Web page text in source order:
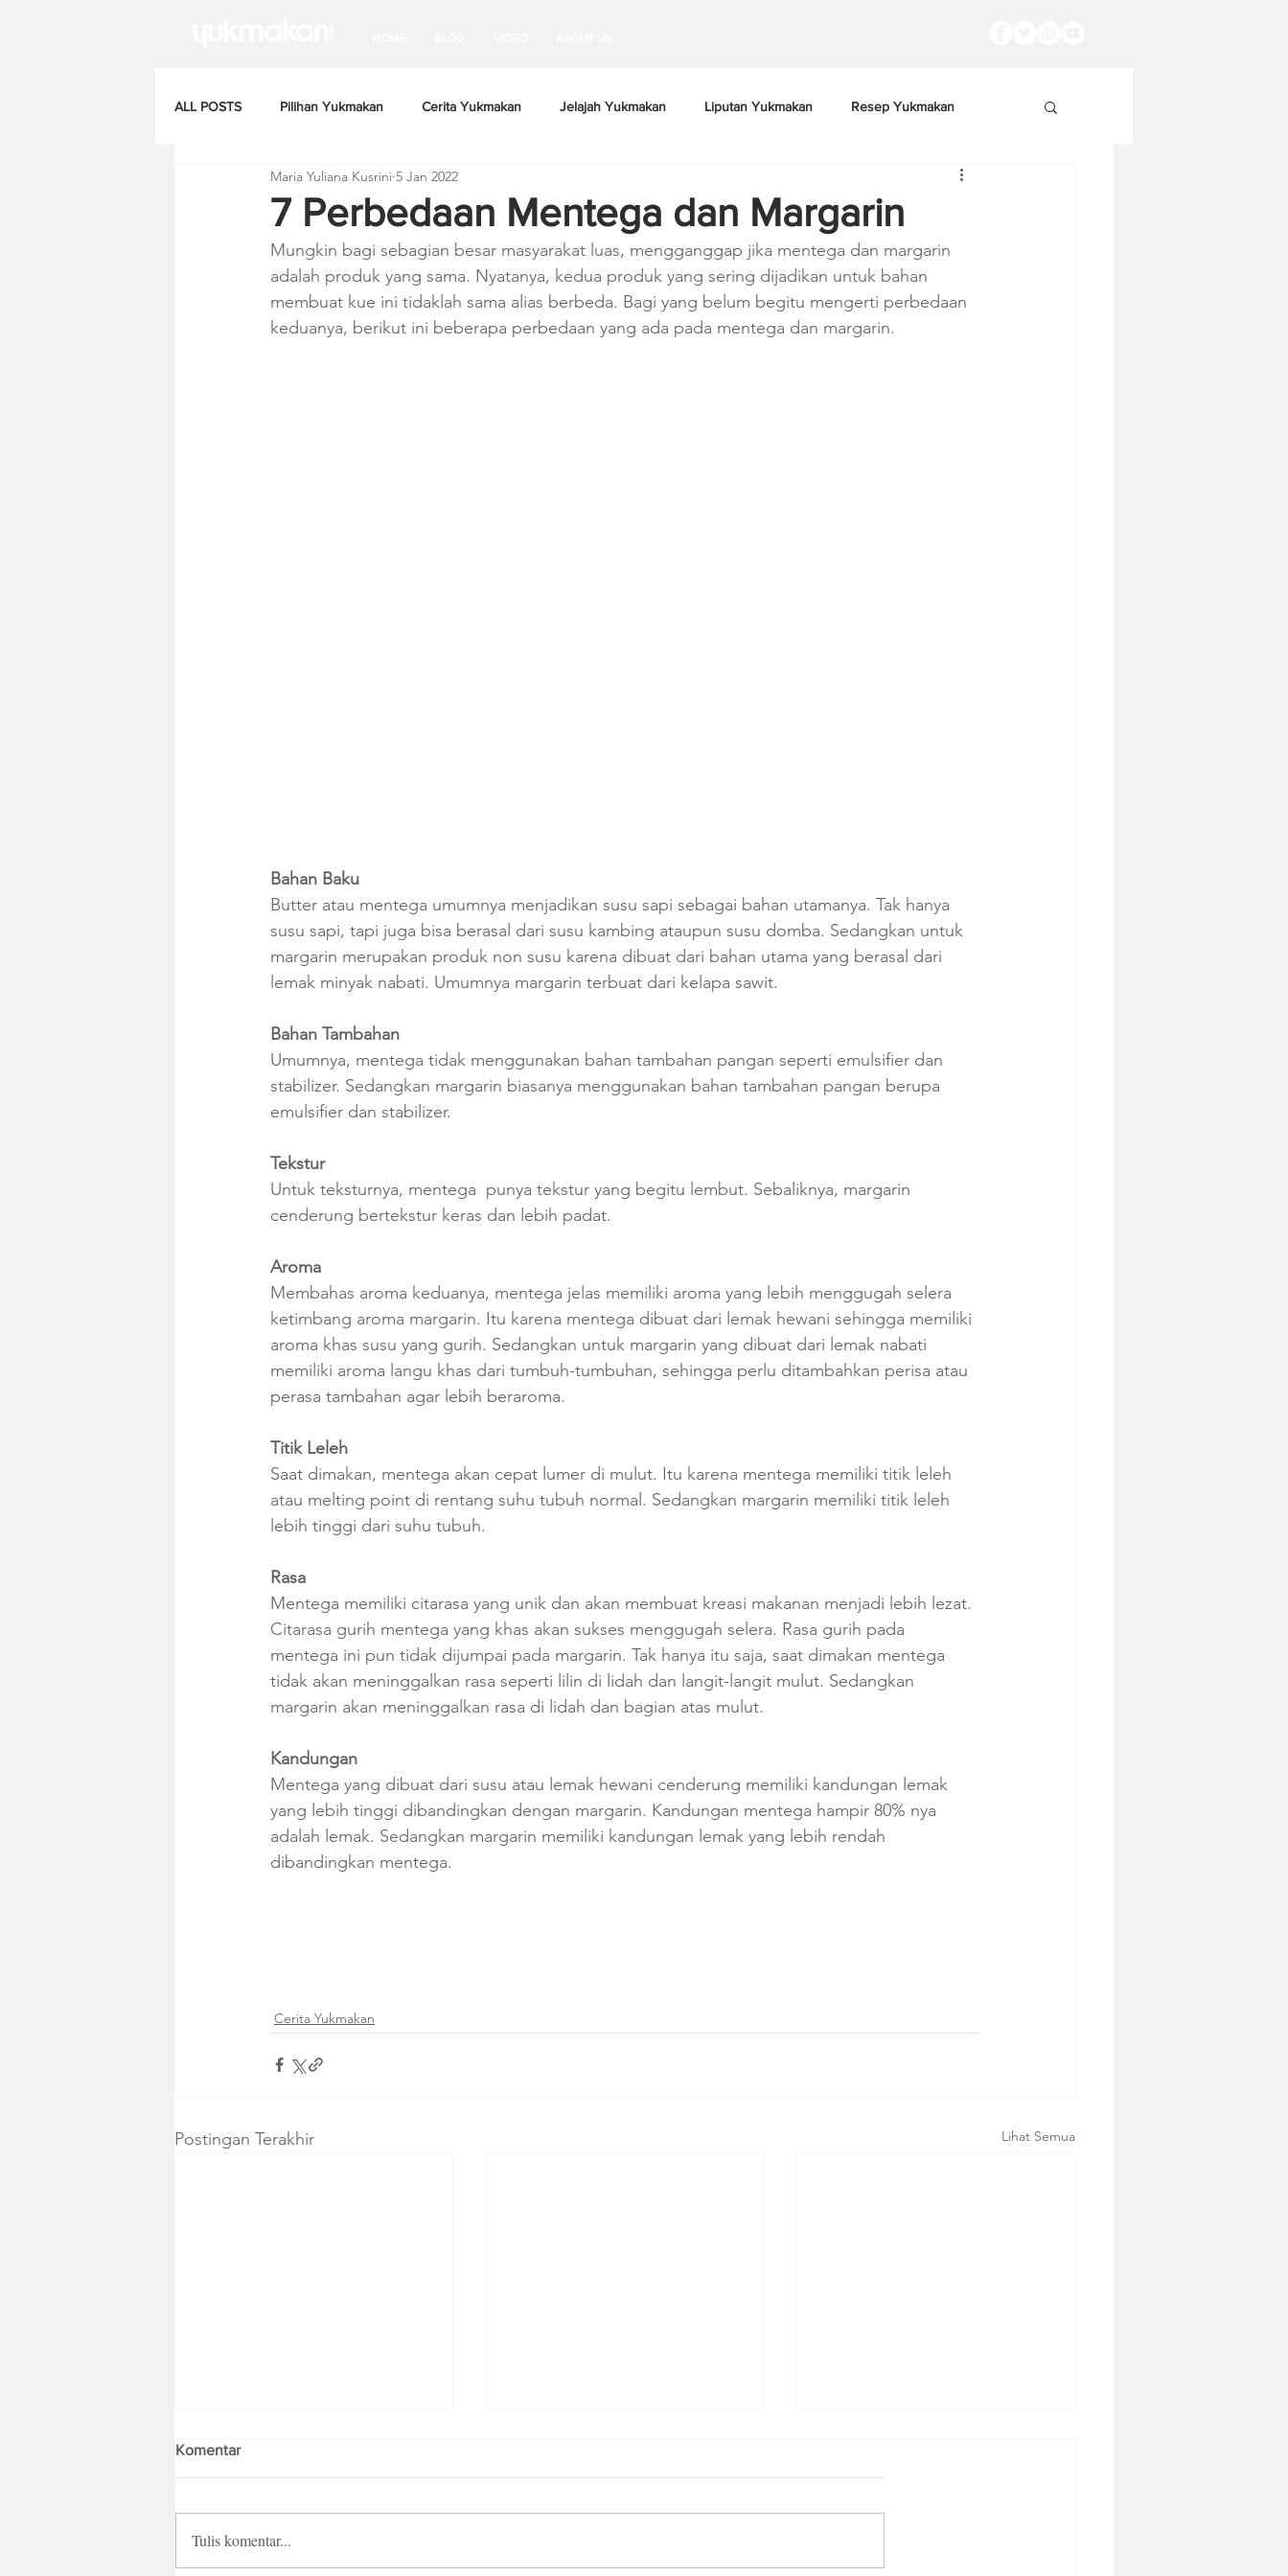
ALL POSTS Pilihan Yukmakan Cerita Yukmakan Jelajah Yukmakan Liputan Yukmakan Resep Yukmakan
7 Perbedaan Mentega dan Margarin
Maria Yuliana Kusrini 5 Jan 2022
Mungkin bagi sebagian besar masyarakat luas, mengganggap jika mentega dan margarin
adalah produk yang sama. Nyatanya, kedua produk yang sering dijadikan untuk bahan
membuat kue ini tidaklah sama alias berbeda. Bagi yang belum begitu mengerti perbedaan
keduanya, berikut ini beberapa perbedaan yang ada pada mentega dan margarin.
Bahan Baku
Butter atau mentega umumnya menjadikan susu sapi sebagai bahan utamanya. Tak hanya
susu sapi, tapi juga bisa berasal dari susu kambing ataupun susu domba. Sedangkan untuk
margarin merupakan produk non susu karena dibuat dari bahan utama yang berasal dari
lemak minyak nabati. Umumnya margarin terbuat dari kelapa sawit.
Bahan Tambahan
Umumnya, mentega tidak menggunakan bahan tambahan pangan seperti emulsifier dan
stabilizer. Sedangkan margarin biasanya menggunakan bahan tambahan pangan berupa
emulsifier dan stabilizer.
Tekstur
Untuk teksturnya, mentega  punya tekstur yang begitu lembut. Sebaliknya, margarin
cenderung bertekstur keras dan lebih padat.
Aroma
Membahas aroma keduanya, mentega jelas memiliki aroma yang lebih menggugah selera
ketimbang aroma margarin. Itu karena mentega dibuat dari lemak hewani sehingga memiliki
aroma khas susu yang gurih. Sedangkan untuk margarin yang dibuat dari lemak nabati
memiliki aroma langu khas dari tumbuh-tumbuhan, sehingga perlu ditambahkan perisa atau
perasa tambahan agar lebih beraroma.
Titik Leleh
Saat dimakan, mentega akan cepat lumer di mulut. Itu karena mentega memiliki titik leleh
atau melting point di rentang suhu tubuh normal. Sedangkan margarin memiliki titik leleh
lebih tinggi dari suhu tubuh.
Rasa
Mentega memiliki citarasa yang unik dan akan membuat kreasi makanan menjadi lebih lezat.
Citarasa gurih mentega yang khas akan sukses menggugah selera. Rasa gurih pada
mentega ini pun tidak dijumpai pada margarin. Tak hanya itu saja, saat dimakan mentega
tidak akan meninggalkan rasa seperti lilin di lidah dan langit-langit mulut. Sedangkan
margarin akan meninggalkan rasa di lidah dan bagian atas mulut.
Kandungan
Mentega yang dibuat dari susu atau lemak hewani cenderung memiliki kandungan lemak
yang lebih tinggi dibandingkan dengan margarin. Kandungan mentega hampir 80% nya
adalah lemak. Sedangkan margarin memiliki kandungan lemak yang lebih rendah
dibandingkan mentega.
Cerita Yukmakan
Postingan Terakhir Lihat Semua
Komentar
Tulis komentar...